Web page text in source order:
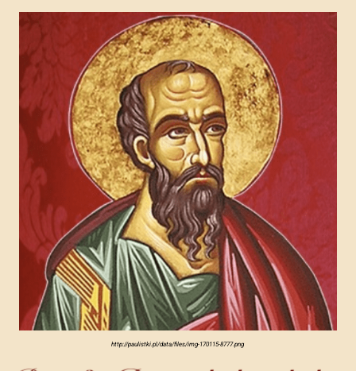
http://paulistki.pl/data/files/img-170115-8777.png